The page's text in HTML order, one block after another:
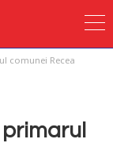
comunei Recea